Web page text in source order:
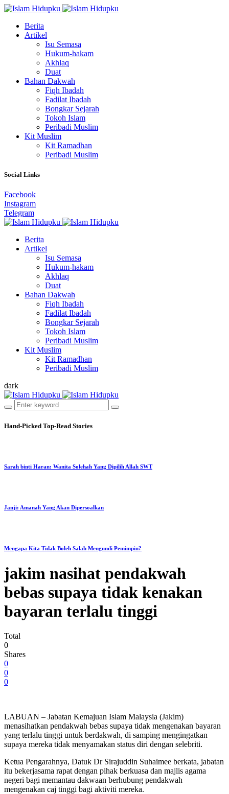
Berita
Artikel
Isu Semasa
Hukum-hakam
Akhlaq
Duat
Bahan Dakwah
Fiqh Ibadah
Fadilat Ibadah
Bongkar Sejarah
Tokoh Islam
Peribadi Muslim
Kit Muslim
Kit Ramadhan
Peribadi Muslim
Social Links
Facebook
Instagram
Telegram
Berita
Artikel
Isu Semasa
Hukum-hakam
Akhlaq
Duat
Bahan Dakwah
Fiqh Ibadah
Fadilat Ibadah
Bongkar Sejarah
Tokoh Islam
Peribadi Muslim
Kit Muslim
Kit Ramadhan
Peribadi Muslim
dark
Hand-Picked Top-Read Stories
Sarah binti Haran: Wanita Solehah Yang Dipilih Allah SWT
Janji: Amanah Yang Akan Dipersoalkan
Mengapa Kita Tidak Boleh Salah Mengundi Pemimpin?
jakim nasihat pendakwah
bebas supaya tidak kenakan
bayaran terlalu tinggi
Total
0
Shares
0
0
0
LABUAN – Jabatan Kemajuan Islam Malaysia (Jakim)
menasihatkan pendakwah bebas supaya tidak mengenakan bayaran
yang terlalu tinggi untuk berdakwah, di samping mengingatkan
supaya mereka tidak menyamakan status diri dengan selebriti.
Ketua Pengarahnya, Datuk Dr Sirajuddin Suhaimee berkata, jabatan
itu bekerjasama rapat dengan pihak berkuasa dan majlis agama
negeri bagi memantau dakwaan berhubung pendakwah
mengenakan caj tinggi bagi aktiviti mereka.